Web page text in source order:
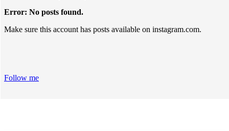
Error: No posts found.
Make sure this account has posts available on instagram.com.
Follow me